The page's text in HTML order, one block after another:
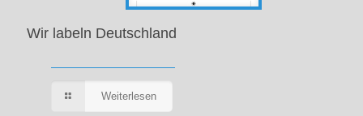
Wir labeln Deutschland
Weiterlesen